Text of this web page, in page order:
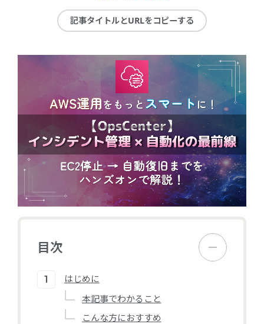
記事タイトルとURLをコピーする
目次
はじめに
本記事でわかること
こんな方におすすめ